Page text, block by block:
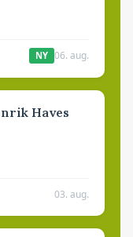
NY 06. aug.
Haves
03. aug.